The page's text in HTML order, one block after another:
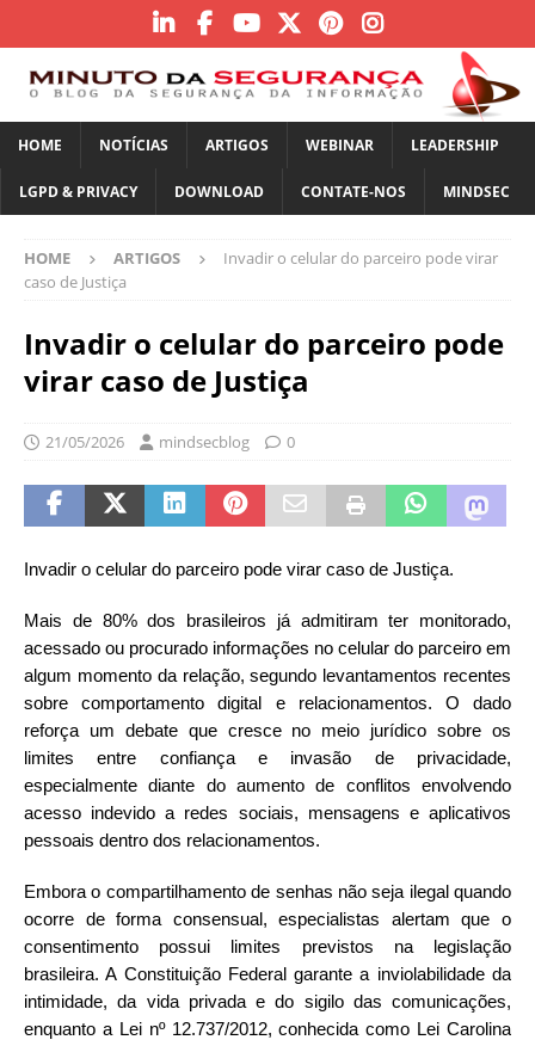
HOME NOTÍCIAS ARTIGOS WEBINAR LEADERSHIP
LGPD & PRIVACY DOWNLOAD CONTATE-NOS MINDSEC
HOME ARTIGOS
Invadir o celular do parceiro pode virar
caso de Justiça
Invadir o celular do parceiro pode
virar caso de Justiça
21/05/2026 mindsecblog 0
Invadir o celular do parceiro pode virar caso de Justiça.
Mais de 80% dos brasileiros já admitiram ter monitorado,
acessado ou procurado informações no celular do parceiro em
algum momento da relação, segundo levantamentos recentes
sobre comportamento digital e relacionamentos. O dado
reforça um debate que cresce no meio jurídico sobre os
limites entre confiança e invasão de privacidade,
especialmente diante do aumento de conflitos envolvendo
acesso indevido a redes sociais, mensagens e aplicativos
pessoais dentro dos relacionamentos.
Embora o compartilhamento de senhas não seja ilegal quando
ocorre de forma consensual, especialistas alertam que o
consentimento possui limites previstos na legislação
brasileira. A Constituição Federal garante a inviolabilidade da
intimidade, da vida privada e do sigilo das comunicações,
enquanto a Lei nº 12.737/2012, conhecida como Lei Carolina